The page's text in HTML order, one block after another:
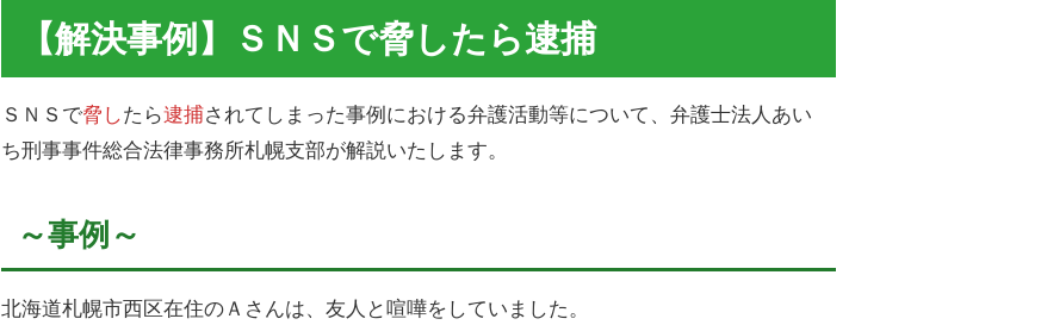
【解決事例】ＳＮＳで脅したら逮捕
ＳＮＳで脅したら逮捕されてしまった事例における弁護活動等について、弁護士法人あい
ち刑事事件総合法律事務所札幌支部が解説いたします。
～事例～
北海道札幌市西区在住のＡさんは、友人と喧嘩をしていました。